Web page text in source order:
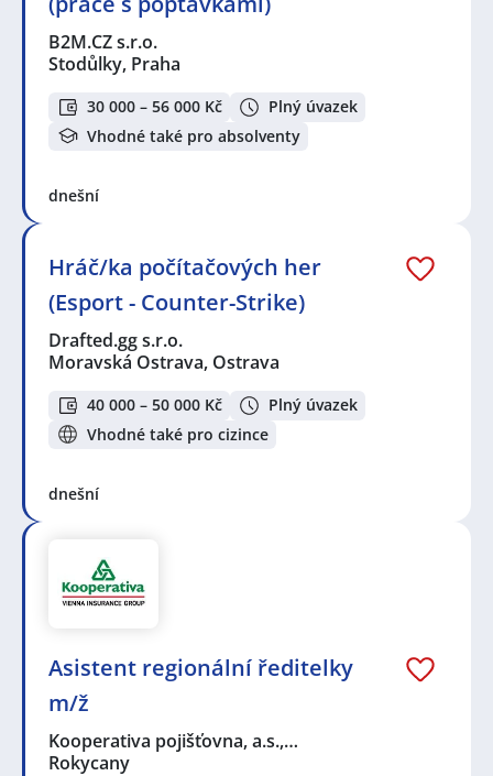
B2M.CZ s.r.o.
Stodůlky, Praha
30 000 – 56 000 Kč
Plný úvazek
Vhodné také pro absolventy
dnešní
Hráč/ka počítačových her
(Esport - Counter-Strike)
Drafted.gg s.r.o.
Moravská Ostrava, Ostrava
40 000 – 50 000 Kč
Plný úvazek
Vhodné také pro cizince
dnešní
Asistent regionální ředitelky
m/ž
Kooperativa pojišťovna, a.s.,…
Rokycany